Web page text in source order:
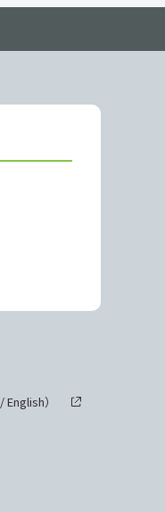
/English）